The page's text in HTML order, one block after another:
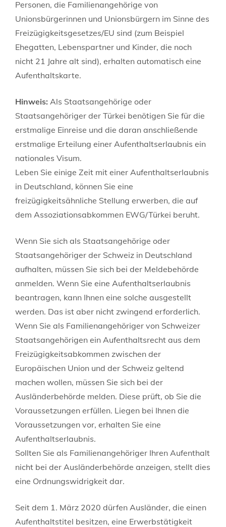
Personen, die Familienangehörige von
Unionsbürgerinnen und Unionsbürgern im Sinne des
Freizügigkeitsgesetzes/EU sind (zum Beispiel
Ehegatten, Lebenspartner und Kinder, die noch
nicht 21 Jahre alt sind), erhalten automatisch eine
Aufenthaltskarte.
Hinweis: Als Staatsangehörige oder
Staatsangehöriger der Türkei benötigen Sie für die
erstmalige Einreise und die daran anschließende
erstmalige Erteilung einer Aufenthaltserlaubnis ein
nationales Visum.
Leben Sie einige Zeit mit einer Aufenthaltserlaubnis
in Deutschland, können Sie eine
freizügigkeitsähnliche Stellung erwerben, die auf
dem Assoziationsabkommen EWG/Türkei beruht.
Wenn Sie sich als Staatsangehörige oder
Staatsangehöriger der Schweiz in Deutschland
aufhalten, müssen Sie sich bei der Meldebehörde
anmelden. Wenn Sie eine Aufenthaltserlaubnis
beantragen, kann Ihnen eine solche ausgestellt
werden. Das ist aber nicht zwingend erforderlich.
Wenn Sie als Familienangehöriger von Schweizer
Staatsangehörigen ein Aufenthaltsrecht aus dem
Freizügigkeitsabkommen zwischen der
Europäischen Union und der Schweiz geltend
machen wollen, müssen Sie sich bei der
Ausländerbehörde melden. Diese prüft, ob Sie die
Voraussetzungen erfüllen. Liegen bei Ihnen die
Voraussetzungen vor, erhalten Sie eine
Aufenthaltserlaubnis.
Sollten Sie als Familienangehöriger Ihren Aufenthalt
nicht bei der Ausländerbehörde anzeigen, stellt dies
eine Ordnungswidrigkeit dar.
Seit dem 1. März 2020 dürfen Ausländer, die einen
Aufenthaltstitel besitzen, eine Erwerbstätigkeit